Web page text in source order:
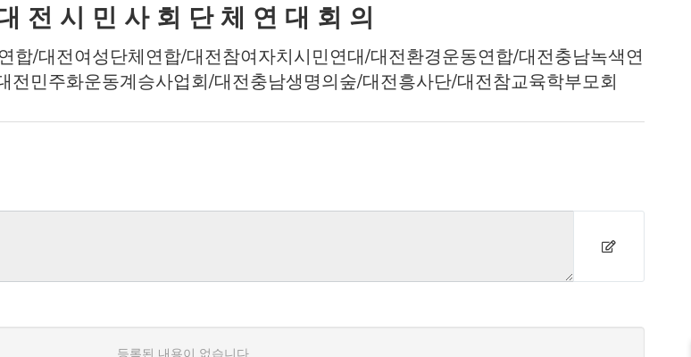
전 시 민 사 회 단 체 연 대 회 의
합/대전여성단체연합/대전참여자치시민연대/대전환경운동연합/대전충남녹색연
전민주화운동계승사업회/대전충남생명의숲/대전흥사단/대전참교육학부모회
등록된 내용이 없습니다.